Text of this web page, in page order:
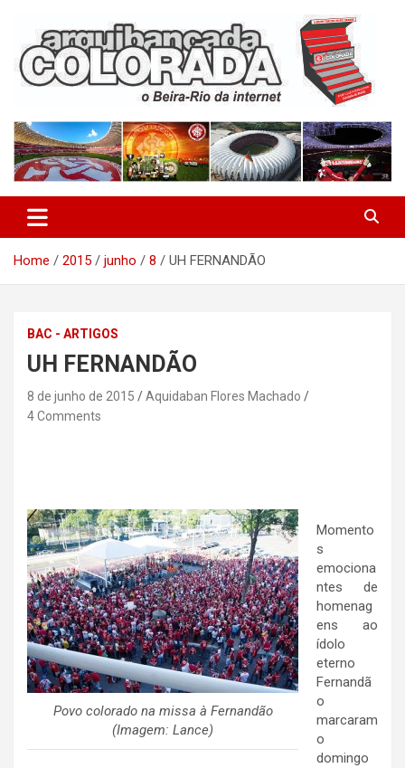
content
Arquibancada Colorada
Home 2015 junho 8 UH FERNANDÃO
BAC - ARTIGOS
UH FERNANDÃO
8 de junho de 2015
Aquidaban Flores Machado
4 Comments
Povo colorado na missa à Fernandão
(Imagem: Lance)
Momento
s
emociona
ntes de
homenag
ens ao
ídolo
eterno
Fernandã
o
marcaram
o
domingo